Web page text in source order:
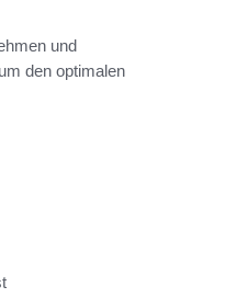
und
den optimalen